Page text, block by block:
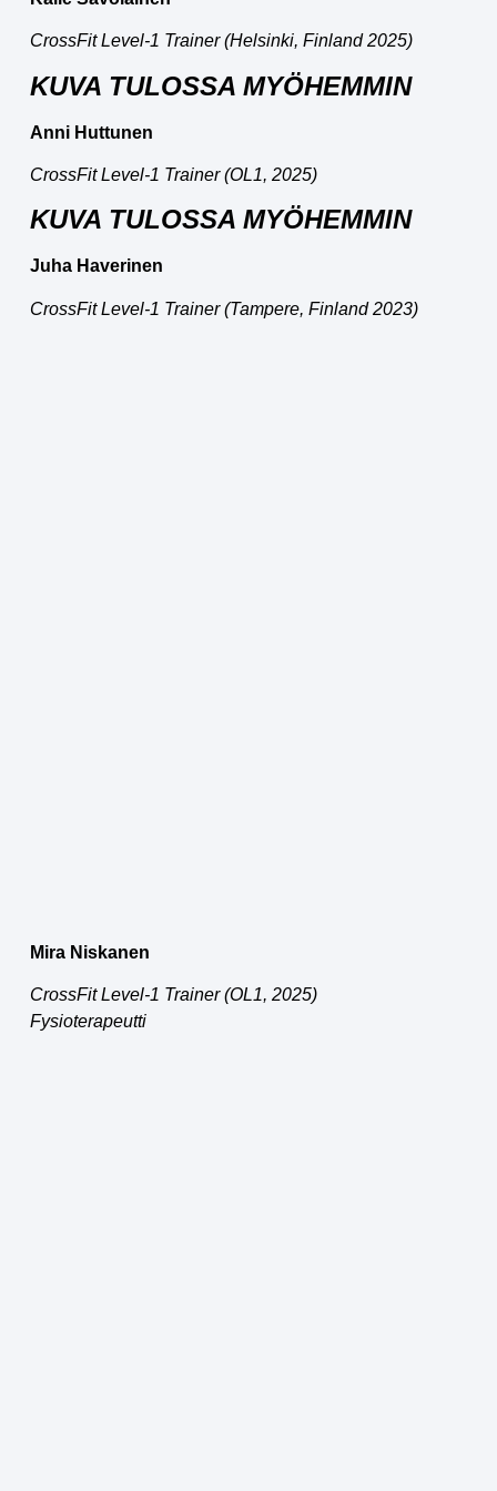
CrossFit Level-1 Trainer (Helsinki, Finland 2025)
KUVA TULOSSA MYÖHEMMIN
Anni Huttunen
CrossFit Level-1 Trainer (OL1, 2025)
KUVA TULOSSA MYÖHEMMIN
Juha Haverinen
CrossFit Level-1 Trainer (Tampere, Finland 2023)
Mira Niskanen
CrossFit Level-1 Trainer (OL1, 2025)
Fysioterapeutti